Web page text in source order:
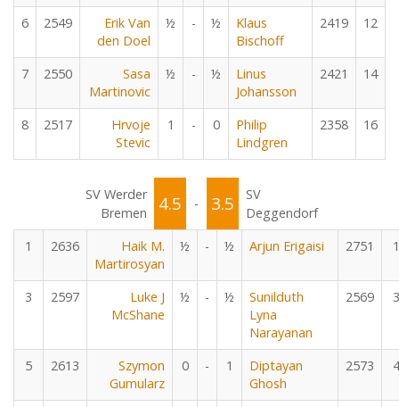
6 2549
Erik Van
den Doel
½ - ½
Klaus
Bischoff
2419 12
7 2550
Sasa
Martinovic
½ - ½
Linus
Johansson
2421 14
8 2517
Hrvoje
Stevic
1 - 0
Philip
Lindgren
2358 16
SV Werder
Bremen
4.5 - 3.5
SV
Deggendorf
1
2636
Haik M.
Martirosyan
½ - ½ Arjun Erigaisi 2751 1
3 2597
Luke J
McShane
½ - ½
Sunilduth
Lyna
Narayanan
2569 3
5 2613
Szymon
Gumularz
0 - 1
Diptayan
Ghosh
2573 4